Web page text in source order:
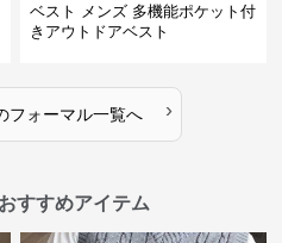
ベスト メンズ 多機能ポケット付
きアウトドアベスト
フォーマル一覧へ ›
すすめアイテム